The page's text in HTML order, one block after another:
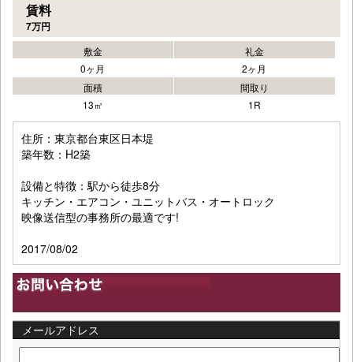
賃料
7万円
敷金
0ヶ月
礼金
2ヶ月
面積
13㎡
間取り
1R
住所：東京都台東区日本堤
築年数：H2築
設備と特徴：駅から徒歩8分
キッチン・エアコン・ユニットバス・オートロック
映像送信型の事務所の最適です!
2017/08/02
メールアドレス